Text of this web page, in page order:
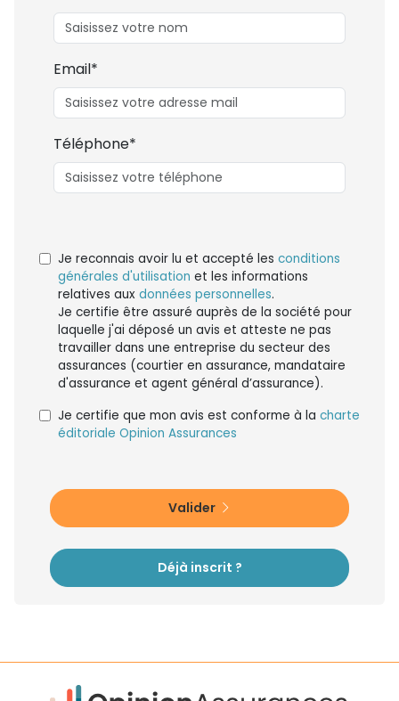
Email*
Téléphone*
Je reconnais avoir lu et accepté les conditions
générales d'utilisation et les informations
relatives aux données personnelles.
Je certifie être assuré auprès de la société pour
laquelle j'ai déposé un avis et atteste ne pas
travailler dans une entreprise du secteur des
assurances (courtier en assurance, mandataire
d'assurance et agent général d’assurance).
Je certifie que mon avis est conforme à la charte
éditoriale Opinion Assurances
Valider
Déjà inscrit ?